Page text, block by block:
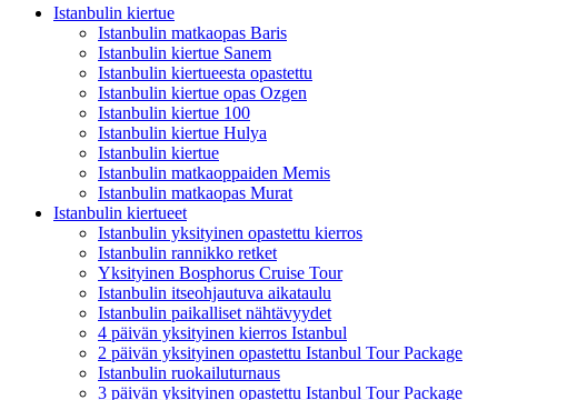
Istanbulin kiertue
Istanbulin matkaopas Baris
Istanbulin kiertue Sanem
Istanbulin kiertueesta opastettu
Istanbulin kiertue opas Ozgen
Istanbulin kiertue 100
Istanbulin kiertue Hulya
Istanbulin kiertue
Istanbulin matkaoppaiden Memis
Istanbulin matkaopas Murat
Istanbulin kiertueet
Istanbulin yksityinen opastettu kierros
Istanbulin rannikko retket
Yksityinen Bosphorus Cruise Tour
Istanbulin itseohjautuva aikataulu
Istanbulin paikalliset nähtävyydet
4 päivän yksityinen kierros Istanbul
2 päivän yksityinen opastettu Istanbul Tour Package
Istanbulin ruokailuturnaus
3 päivän yksityinen opastettu Istanbul Tour Package